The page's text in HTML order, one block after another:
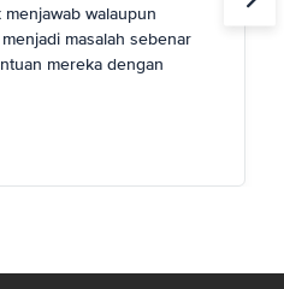
walaupun
masalah sebenar
mereka dengan